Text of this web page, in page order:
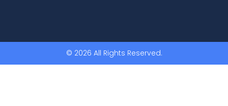
© 2026 All Rights Reserved.